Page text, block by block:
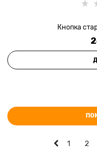
Кнопка
1 2